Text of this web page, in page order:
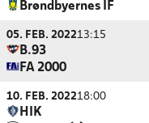
Brøndbyernes IF
05. FEB. 202213:15
B.93
FA 2000
10. FEB. 202218:00
HIK